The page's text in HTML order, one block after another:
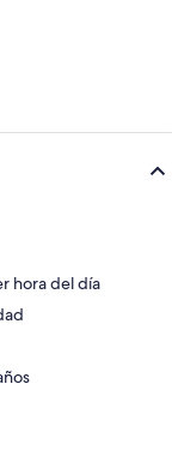
hora del día